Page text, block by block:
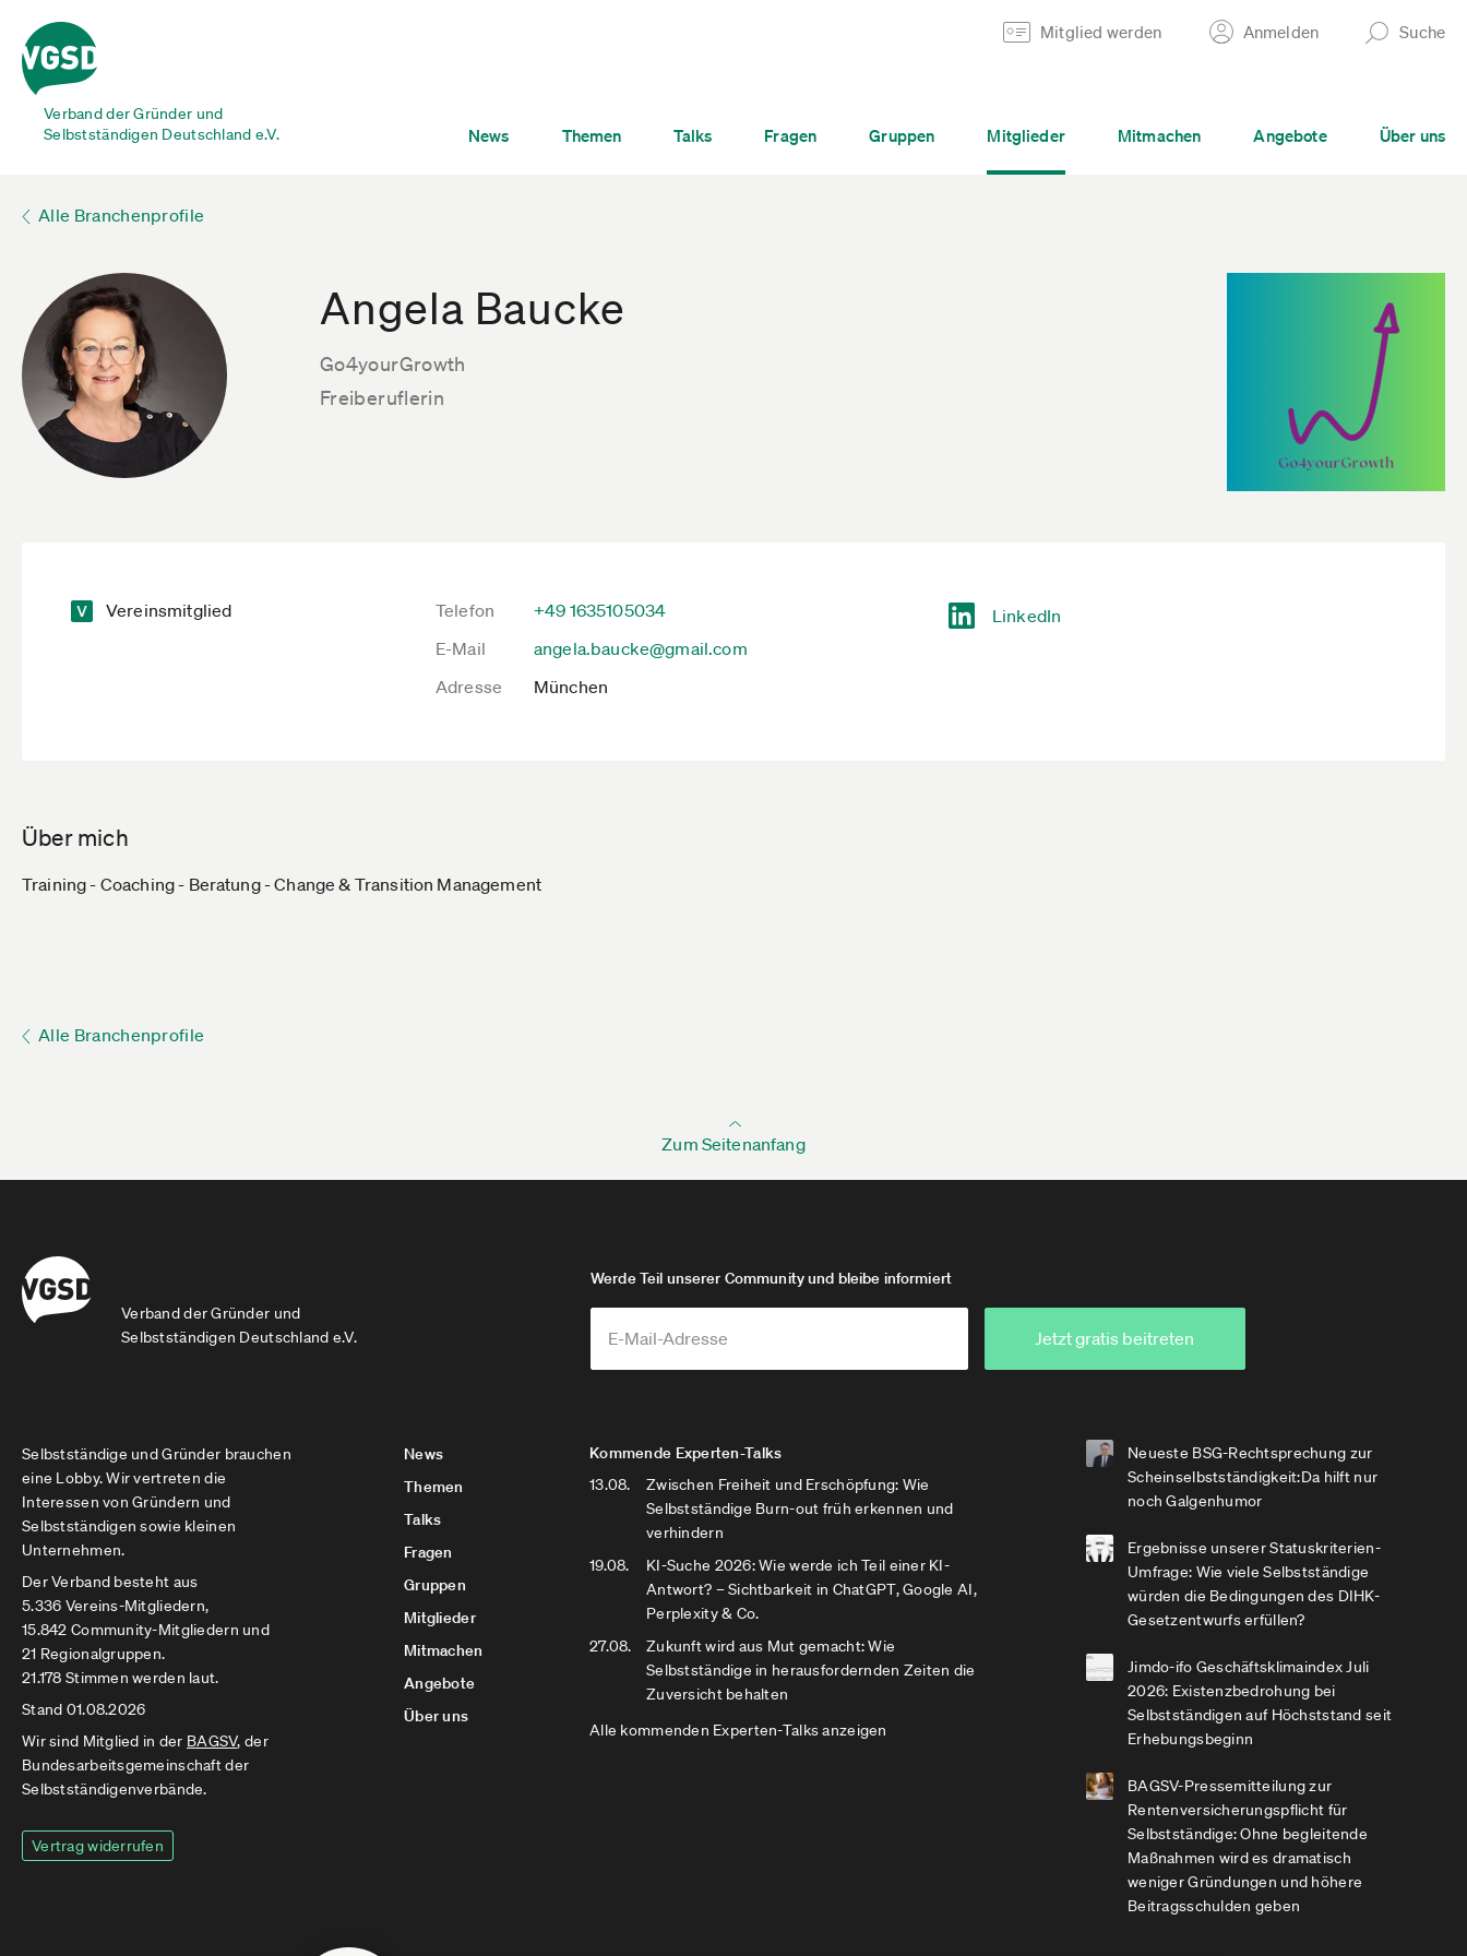
Verband der Gründer und
Selbstständigen Deutschland e.V.
Mitglied werden Anmelden Suche
News Themen Talks Fragen Gruppen Mitglieder Mitmachen Angebote Über uns
Alle Branchenprofile
Angela Baucke
Go4yourGrowth
Freiberuflerin
Vereinsmitglied Telefon
+49 1635105034
E-Mail
angela.baucke@gmail.com
Adresse
München
LinkedIn
Über mich
Training - Coaching - Beratung - Change & Transition Management
Alle Branchenprofile
Zum Seitenanfang
Verband der Gründer und
Selbstständigen Deutschland e.V.
Werde Teil unserer Community und bleibe informiert
Jetzt gratis beitreten
Selbstständige und Gründer brauchen
eine Lobby. Wir vertreten die
Interessen von Gründern und
Selbstständigen sowie kleinen
Unternehmen.
Der Verband besteht aus
5.336 Vereins-Mitgliedern,
15.842 Community-Mitgliedern und
21 Regionalgruppen.
21.178 Stimmen werden laut.
Stand 01.08.2026
Wir sind Mitglied in der BAGSV, der
Bundesarbeitsgemeinschaft der
Selbstständigenverbände.
Vertrag widerrufen
News
Themen
Talks
Fragen
Gruppen
Mitglieder
Mitmachen
Angebote
Über uns
Kommende Experten-Talks
13.08.
Zwischen Freiheit und Erschöpfung: Wie
Selbstständige Burn-out früh erkennen und
verhindern
19.08.
KI-Suche 2026: Wie werde ich Teil einer KI-
Antwort? – Sichtbarkeit in ChatGPT, Google AI,
Perplexity & Co.
27.08.
Zukunft wird aus Mut gemacht: Wie
Selbstständige in herausfordernden Zeiten die
Zuversicht behalten
Alle kommenden Experten-Talks anzeigen
Neueste BSG-Rechtsprechung zur
Scheinselbstständigkeit:Da hilft nur
noch Galgenhumor
Ergebnisse unserer Statuskriterien-
Umfrage: Wie viele Selbstständige
würden die Bedingungen des DIHK-
Gesetzentwurfs erfüllen?
Jimdo-ifo Geschäftsklimaindex Juli
2026: Existenzbedrohung bei
Selbstständigen auf Höchststand seit
Erhebungsbeginn
BAGSV-Pressemitteilung zur
Rentenversicherungspflicht für
Selbstständige: Ohne begleitende
Maßnahmen wird es dramatisch
weniger Gründungen und höhere
Beitragsschulden geben